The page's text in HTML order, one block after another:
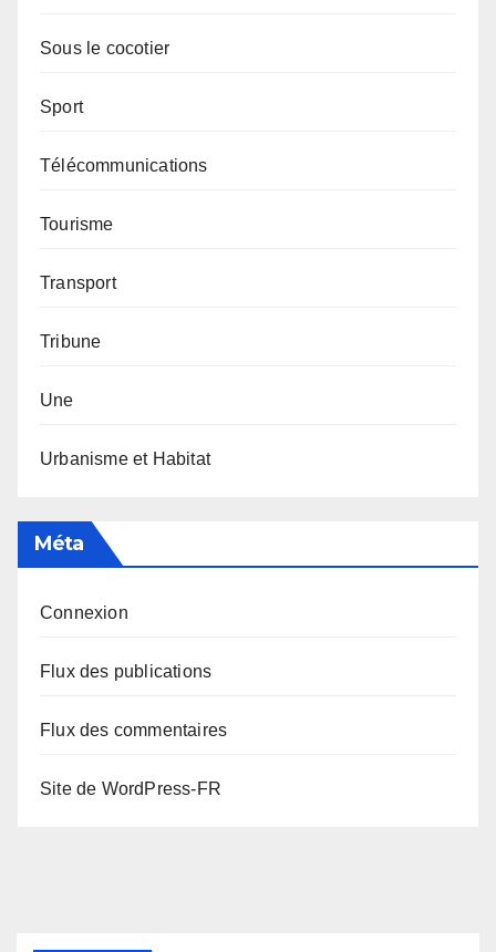
Sous le cocotier
Sport
Télécommunications
Tourisme
Transport
Tribune
Une
Urbanisme et Habitat
Méta
Connexion
Flux des publications
Flux des commentaires
Site de WordPress-FR